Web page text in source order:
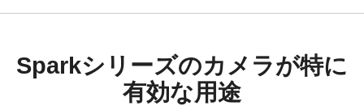
カメラタイプ
データシート - SP-45001-CXP4
マニュアル - SP-45001-CXP4
055シリーズ
JAIカメラ専用 ACアダプタ VA-055シリーズ
Sparkシリーズのカメラが特に
有効な用途